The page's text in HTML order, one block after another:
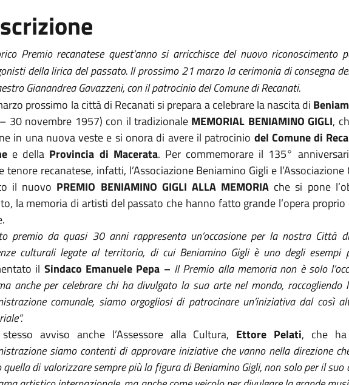
Premio recanatese quest’anno si arricchisce del nuovo riconoscimento
della lirica del passato. Il prossimo 21 marzo la cerimonia di consegna
Gianandrea Gavazzeni, con il patrocinio del Comune di Recanati.
prossimo la città di Recanati si prepara a celebrare la nascita di
30 novembre 1957) con il tradizionale MEMORIAL BENIAMINO GIGLI,
in una nuova veste e si onora di avere il patrocinio del Comune di
e della Provincia di Macerata. Per commemorare il 135°
tenore recanatese, infatti, l’Associazione Beniamino Gigli e
il nuovo PREMIO BENIAMINO GIGLI ALLA MEMORIA che si pone
la memoria di artisti del passato che hanno fatto grande l’opera
premio da quasi 30 anni rappresenta un’occasione per la nostra Città
culturali legate al territorio, di cui Beniamino Gigli è uno degli esempi
il Sindaco Emanuele Pepa – Il Premio alla memoria non è solo
anche per celebrare chi ha divulgato la sua arte nel mondo, raccogliendo
comunale, siamo orgogliosi di patrocinare un’iniziativa dal così
avviso anche l’Assessore alla Cultura, Ettore Pelati, che ha
siamo contenti di approvare iniziative che vanno nella direzione
quella di valorizzare sempre più la figura di Beniamino Gigli, non solo per il